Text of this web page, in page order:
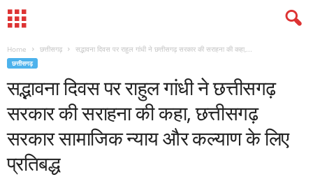
Home छत्तीसगढ़ सद्भावना दिवस पर राहुल गांधी ने छत्तीसगढ़ सरकार की सराहना की कहा,...
छत्तीसगढ़
सद्भावना दिवस पर राहुल गांधी ने छत्तीसगढ़
सरकार की सराहना की कहा, छत्तीसगढ़
सरकार सामाजिक न्याय और कल्याण के लिए
प्रतिबद्ध